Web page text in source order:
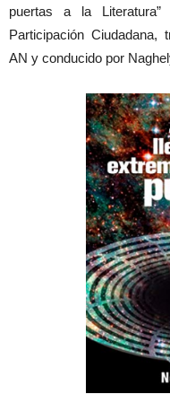
puertas a la
Participación Ciudadana,
AN y conducido por